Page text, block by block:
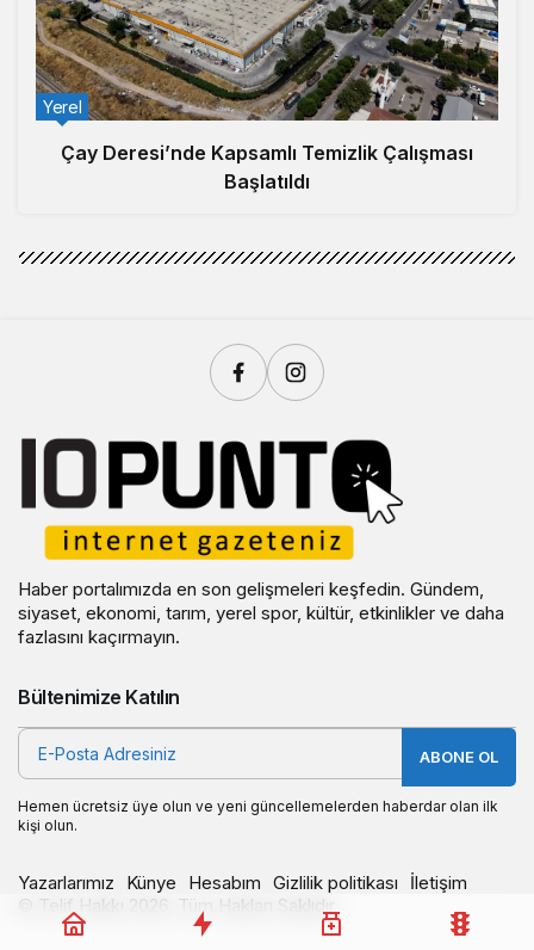
Yerel
Çay Deresi’nde Kapsamlı Temizlik Çalışması
Başlatıldı
Haber portalımızda en son gelişmeleri keşfedin. Gündem,
siyaset, ekonomi, tarım, yerel spor, kültür, etkinlikler ve daha
fazlasını kaçırmayın.
Bültenimize Katılın
ABONE OL
Hemen ücretsiz üye olun ve yeni güncellemelerden haberdar olan ilk
kişi olun.
Yazarlarımız Künye Hesabım Gizlilik politikası
İletişim
© Telif Hakkı 2026, Tüm Hakları Saklıdır